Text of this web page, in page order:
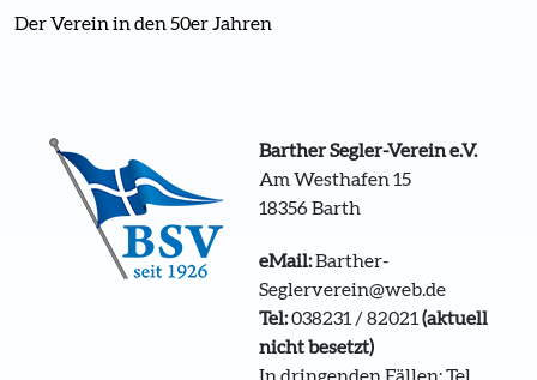
Der Verein in den 50er Jahren
Barther Segler-Verein e.V.
Am Westhafen 15
18356 Barth
eMail:Barther-
Seglerverein@web.de
Tel:038231 / 82021(aktuell
nicht besetzt)